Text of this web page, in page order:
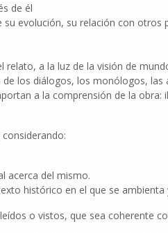
de él
evolución, su relación con
a la luz de la visión de
los diálogos, los monólogos, las
a la comprensión de la
acerca del mismo.
histórico en el que se
o vistos, que sea coherente